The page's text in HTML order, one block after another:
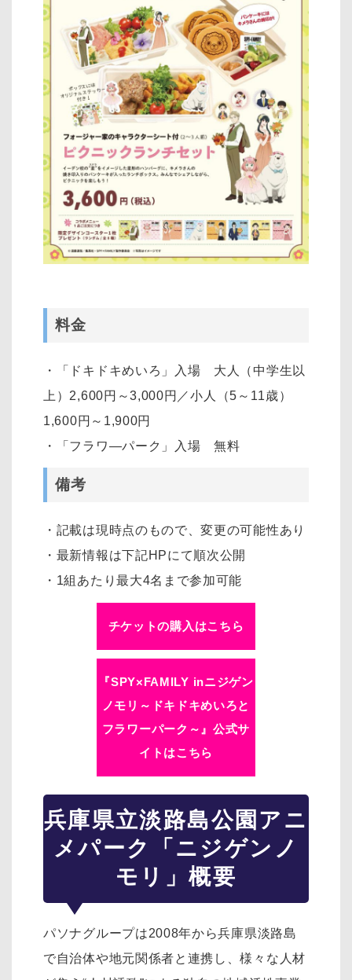
料金
・「ドキドキめいろ」入場 大人（中学生以
上）2,600円～3,000円／小人（5～11歳）
1,600円～1,900円
・「フラワ―パーク」入場 無料
備考
・記載は現時点のもので、変更の可能性あり
・最新情報は下記HPにて順次公開
・1組あたり最大4名まで参加可能
チケットの購入はこちら
『SPY×FAMILY inニジゲン
ノモリ～ドキドキめいろと
フラワーパーク～』公式サ
イトはこちら
兵庫県立淡路島公園アニ
メパーク「ニジゲンノ
モリ」概要
パソナグループは2008年から兵庫県淡路島
で自治体や地元関係者と連携し、様々な人材